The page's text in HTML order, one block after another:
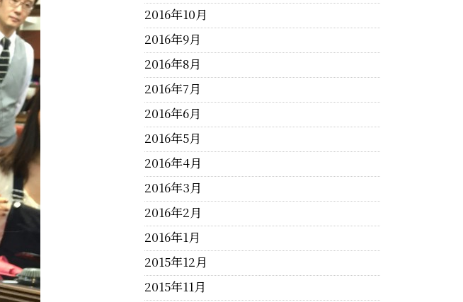
2016年10月
2016年9月
2016年8月
2016年7月
2016年6月
2016年5月
2016年4月
2016年3月
2016年2月
2016年1月
2015年12月
2015年11月